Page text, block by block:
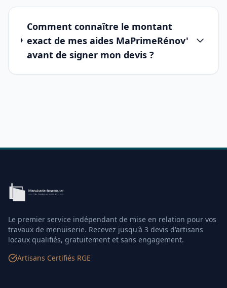
Comment connaître le montant
exact de mes aides MaPrimeRénov'
avant de signer mon devis ?
Le premier service indépendant de mise en relation pour vos
travaux de menuiserie. Recevez jusqu'à 3 devis d'artisans
locaux qualifiés, gratuitement et sans engagement.
Artisans Certifiés RGE